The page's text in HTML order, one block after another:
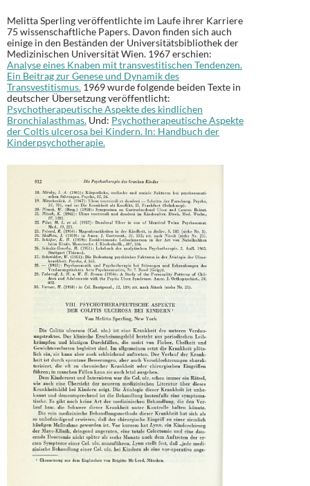
Melitta Sperling veröffentlichte im Laufe ihrer Karriere
75 wissenschaftliche Papers. Davon finden sich auch
einige in den Beständen der Universitätsbibliothek der
Medizinischen Universität Wien. 1967 erschien:
Analyse eines Knaben mit transvestitischen Tendenzen.
Ein Beitrag zur Genese und Dynamik des
Transvestitismus. 1969 wurde folgende beiden Texte in
deutscher Übersetzung veröffentlicht:
Psychotherapeutische Aspekte des kindlichen
Bronchialasthmas. Und: Psychotherapeutische Aspekte
der Coltis ulcerosa bei Kindern. In: Handbuch der
Kinderpsychotherapie.